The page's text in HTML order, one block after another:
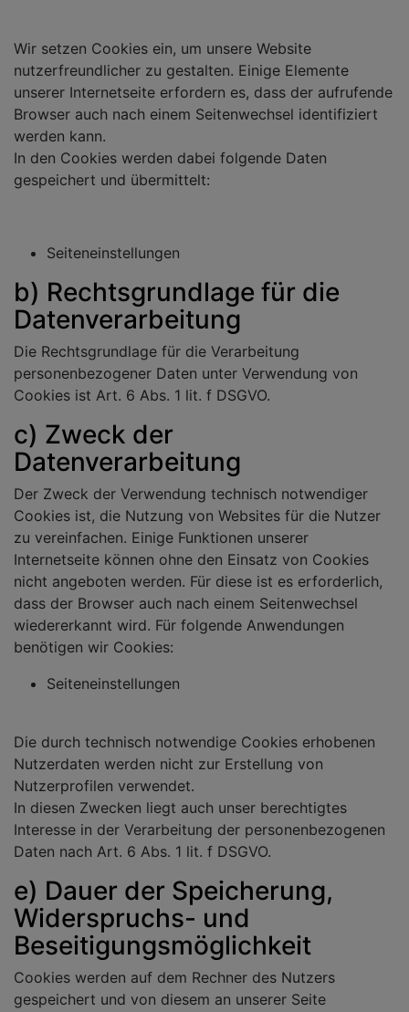
Wir setzen Cookies ein, um unsere Website
nutzerfreundlicher zu gestalten. Einige Elemente
unserer Internetseite erfordern es, dass der aufrufende
Browser auch nach einem Seitenwechsel identifiziert
werden kann.
In den Cookies werden dabei folgende Daten
gespeichert und übermittelt:
Seiteneinstellungen
b) Rechtsgrundlage für die
Datenverarbeitung
Die Rechtsgrundlage für die Verarbeitung
personenbezogener Daten unter Verwendung von
Cookies ist Art. 6 Abs. 1 lit. f DSGVO.
c) Zweck der
Datenverarbeitung
Der Zweck der Verwendung technisch notwendiger
Cookies ist, die Nutzung von Websites für die Nutzer
zu vereinfachen. Einige Funktionen unserer
Internetseite können ohne den Einsatz von Cookies
nicht angeboten werden. Für diese ist es erforderlich,
dass der Browser auch nach einem Seitenwechsel
wiedererkannt wird. Für folgende Anwendungen
benötigen wir Cookies:
Seiteneinstellungen
Die durch technisch notwendige Cookies erhobenen
Nutzerdaten werden nicht zur Erstellung von
Nutzerprofilen verwendet.
In diesen Zwecken liegt auch unser berechtigtes
Interesse in der Verarbeitung der personenbezogenen
Daten nach Art. 6 Abs. 1 lit. f DSGVO.
e) Dauer der Speicherung,
Widerspruchs- und
Beseitigungsmöglichkeit
Cookies werden auf dem Rechner des Nutzers
gespeichert und von diesem an unserer Seite